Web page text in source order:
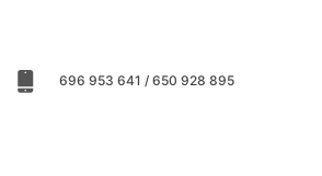
696 953 641 / 650 928 895